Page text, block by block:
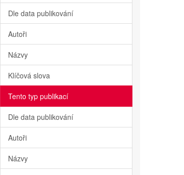
Dle data publikování
Autoři
Názvy
Klíčová slova
Tento typ publikací
Dle data publikování
Autoři
Názvy